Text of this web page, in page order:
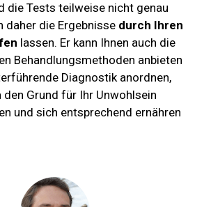
die Tests teilweise nicht genau
daher die Ergebnisse durch Ihren
lassen. Er kann Ihnen auch die
Behandlungsmethoden anbieten
Diagnostik anordnen,
den Grund für Ihr Unwohlsein
und sich entsprechend ernähren